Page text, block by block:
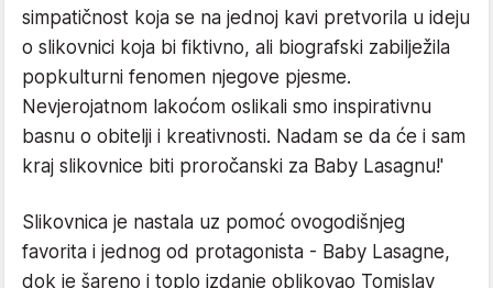
simpatičnost koja se na jednoj kavi pretvorila u ideju
o slikovnici koja bi fiktivno, ali biografski zabilježila
popkulturni fenomen njegove pjesme.
Nevjerojatnom lakoćom oslikali smo inspirativnu
basnu o obitelji i kreativnosti. Nadam se da će i sam
kraj slikovnice biti proročanski za Baby Lasagnu!'
Slikovnica je nastala uz pomoć ovogodišnjeg
favorita i jednog od protagonista - Baby Lasagne,
dok je šareno i toplo izdanje oblikovao Tomislav